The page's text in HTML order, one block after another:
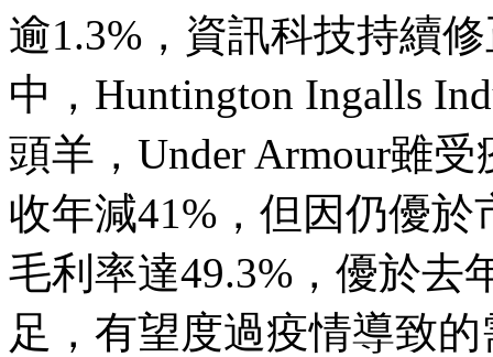
逾1.3%，資訊科技持續
中，Huntington Ingalls
頭羊，Under Armour雖
收年減41%，但因仍優
毛利率達49.3%，優於去
足，有望度過疫情導致